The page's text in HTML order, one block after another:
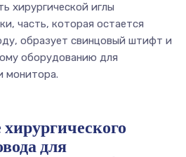
хирургической иглы
часть, которая остается
образует свинцовый штифт и
оборудованию для
монитора.
для